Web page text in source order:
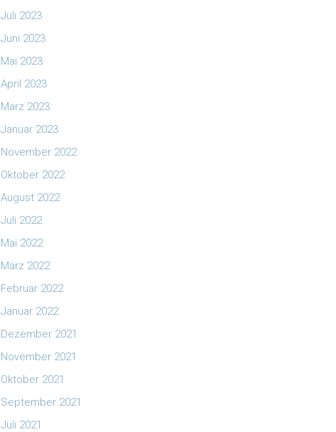
Juli 2023
Juni 2023
Mai 2023
April 2023
März 2023
Januar 2023
November 2022
Oktober 2022
August 2022
Juli 2022
Mai 2022
März 2022
Februar 2022
Januar 2022
Dezember 2021
November 2021
Oktober 2021
September 2021
Juli 2021